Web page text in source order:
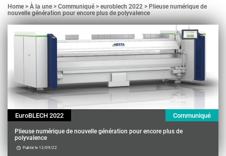
Home À la une Communiqué euroblech 2022
Plieuse numérique de
nouvelle génération pour encore plus de polyvalence
EuroBLECH 2022 Communiqué
Plieuse numérique de nouvelle génération pour encore plus de
polyvalence
Publié le 12/09/22